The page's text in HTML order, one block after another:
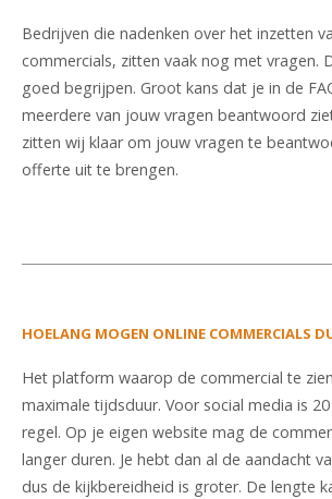
Bedrijven die nadenken over het inzetten
commercials, zitten vaak nog met vragen.
goed begrijpen. Groot kans dat je in de
meerdere van jouw vragen beantwoord
zitten wij klaar om jouw vragen te
offerte uit te brengen.
HOELANG MOGEN ONLINE COMMERCIALS
Het platform waarop de commercial te
maximale tijdsduur. Voor social media is
regel. Op je eigen website mag de
langer duren. Je hebt dan al de aandacht
dus de kijkbereidheid is groter. De lengte